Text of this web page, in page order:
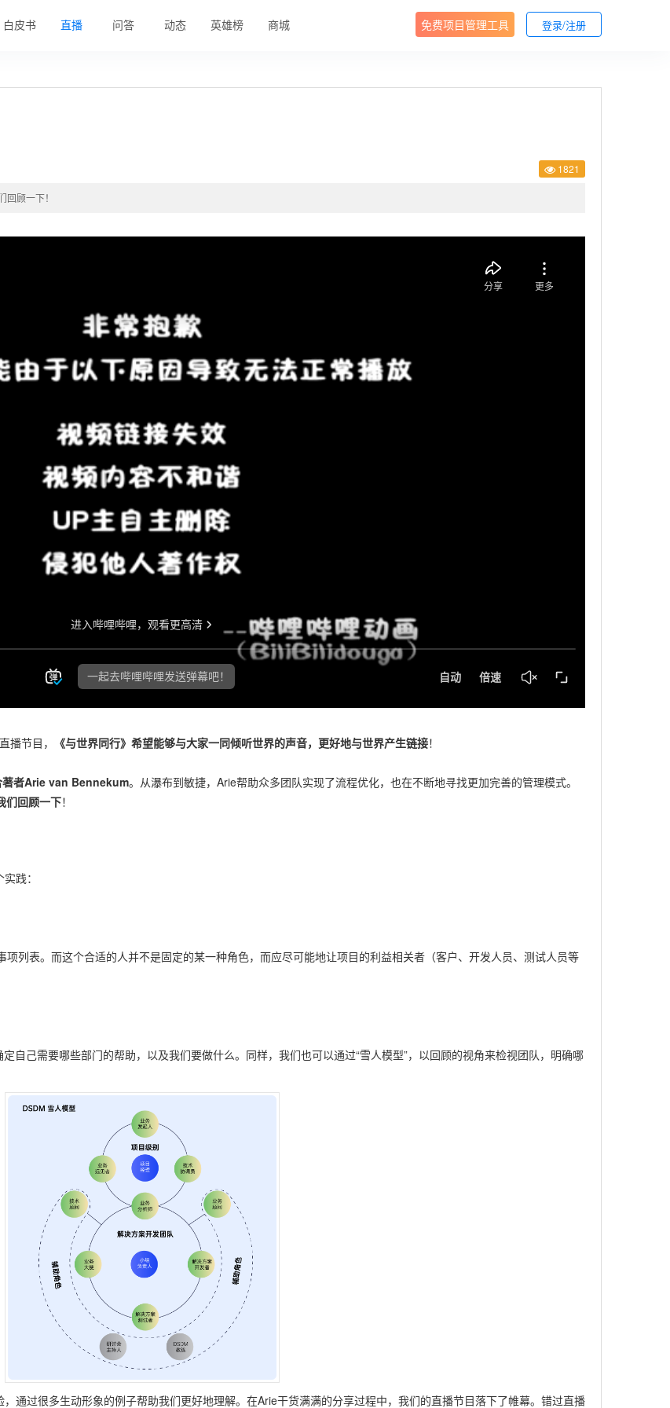
白皮书 直播 问答 动态 英雄榜 商城 免费项目管理工具 登录/注册
1821
顾一下！
播节目， 《与世界同行》希望能够与大家一同倾听世界的声音，更好地与世界产生链接！
著者Arie van Bennekum。从瀑布到敏捷，Arie帮助众多团队实现了流程优化，也在不断地寻找更加完善的管理模式。
们回顾一下！
践：
列表。而这个合适的人并不是固定的某一种角色，而应尽可能地让项目的利益相关者（客户、开发人员、测试人员等
自己需要哪些部门的帮助，以及我们要做什么。同样，我们也可以通过“雪人模型”，以回顾的视角来检视团队，明确哪
通过很多生动形象的例子帮助我们更好地理解。在Arie干货满满的分享过程中，我们的直播节目落下了帷幕。错过直播